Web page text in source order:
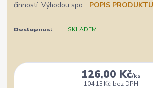
činností. Výhodou spo... POPIS PRODUKTU
Dostupnost SKLADEM
126,00 Kč/ks
104,13 Kč bez DPH